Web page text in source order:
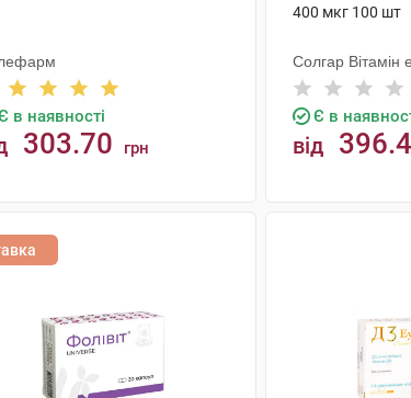
в наявності
303.70 грн
400 мкг 100 шт
Солгар Вітамін
Є в
від